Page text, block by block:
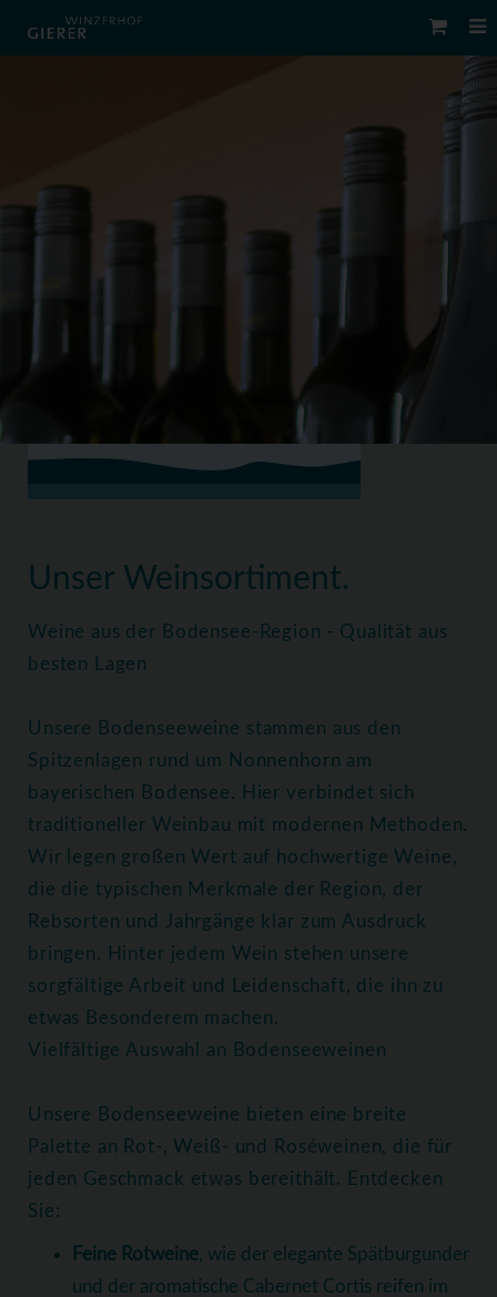
Unser Weinsortiment.
Weine aus der Bodensee-Region - Qualität aus
besten Lagen
Unsere Bodenseeweine stammen aus den
Spitzenlagen rund um Nonnenhorn am
bayerischen Bodensee. Hier verbindet sich
traditioneller Weinbau mit modernen Methoden.
Wir legen großen Wert auf hochwertige Weine,
die die typischen Merkmale der Region, der
Rebsorten und Jahrgänge klar zum Ausdruck
bringen. Hinter jedem Wein stehen unsere
sorgfältige Arbeit und Leidenschaft, die ihn zu
etwas Besonderem machen.
Vielfältige Auswahl an Bodenseeweinen
Unsere Bodenseeweine bieten eine breite
Palette an Rot-, Weiß- und Roséweinen, die für
jeden Geschmack etwas bereithält. Entdecken
Sie:
Feine Rotweine, wie der elegante Spätburgunder
und der aromatische Cabernet Cortis reifen im